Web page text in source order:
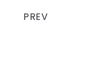
PREV